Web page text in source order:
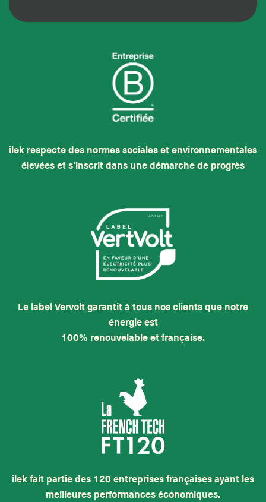
ilek respecte des normes sociales et environnementales
élevées et s'inscrit dans une démarche de progrès
Le label Vervolt garantit à tous nos clients que notre
énergie est
100% renouvelable et française.
ilek fait partie des 120 entreprises françaises ayant les
meilleures performances économiques.